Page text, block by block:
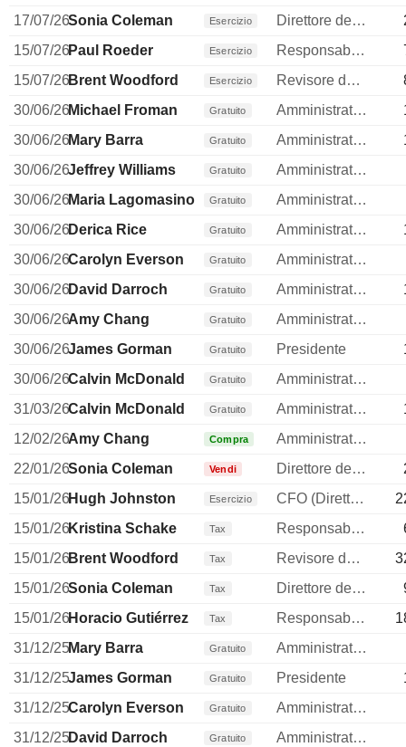
17/07/26Sonia Coleman Esercizio Direttore delle risorse umane
15/07/26Paul Roeder Esercizio Responsabile della comunicazione
15/07/26Brent Woodford Esercizio Revisore dei conti / collegio sindacale
30/06/26Michael Froman Gratuito Amministratore
30/06/26Mary Barra Gratuito Amministratore
30/06/26Jeffrey Williams Gratuito
Amministratore
30/06/26Maria Lagomasino Gratuito
Amministratore
30/06/26Derica Rice Gratuito Amministratore
30/06/26Carolyn Everson Gratuito
Amministratore
30/06/26David Darroch Gratuito Amministratore
30/06/26Amy Chang Gratuito
Amministratore
30/06/26James Gorman Gratuito Presidente
30/06/26Calvin McDonald Gratuito
Amministratore
31/03/26Calvin McDonald Gratuito Amministratore
12/02/26Amy Chang Compra
Amministratore
22/01/26Sonia Coleman Vendi Direttore delle risorse umane
15/01/26Hugh Johnston Esercizio CFO (Direttore finanziario)
15/01/26Kristina Schake Tax Responsabile della comunicazione
15/01/26Brent Woodford Tax Revisore dei conti / collegio sindacale
15/01/26Sonia Coleman Tax Direttore delle risorse umane
15/01/26Horacio Gutiérrez Tax Responsabile Compliance
31/12/25Mary Barra Gratuito
Amministratore
31/12/25James Gorman Gratuito Presidente
31/12/25Carolyn Everson Gratuito
Amministratore
31/12/25David Darroch Gratuito
Amministratore